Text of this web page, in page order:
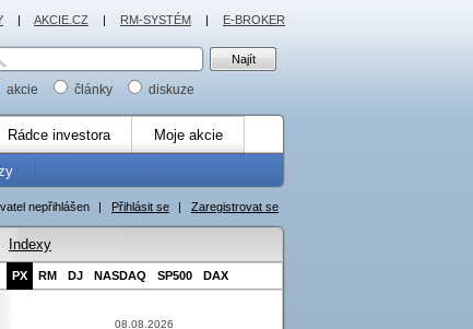
akcie články diskuze
Rádce investora Moje akcie
nepřihlášen | Přihlásit se | Zaregistrovat se
Indexy
PX RM DJ NASDAQ SP500 DAX
08.08.2026
| AKCIE.CZ | RM-SYSTÉM | E-BROKER